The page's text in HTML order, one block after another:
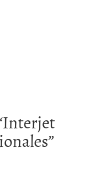
Interjet
”